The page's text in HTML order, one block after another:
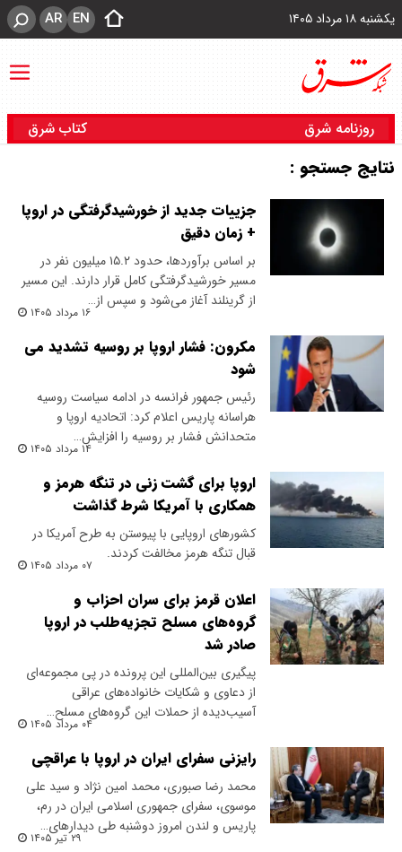
یکشنبه ۱۸ مرداد ۱۴۰۵ EN
AR
روزنامه شرق کتاب شرق
نتایج جستجو :
جزییات جدید از خورشیدگرفتگی در اروپا
+ زمان دقیق
بر اساس برآوردها، حدود ۱۵.۲ میلیون نفر در
مسیر خورشیدگرفتگی کامل قرار دارند. این مسیر
از گرینلند آغاز می‌شود و سپس از…
۱۶ مرداد ۱۴۰۵
مکرون: فشار اروپا بر روسیه تشدید می
شود
رئیس‌ جمهور فرانسه در ادامه سیاست روسیه
هراسانه پاریس اعلام کرد: اتحادیه اروپا و
متحدانش فشار بر روسیه را افزایش…
۱۴ مرداد ۱۴۰۵
اروپا برای گشت زنی در تنگه هرمز و
همکاری با آمریکا شرط گذاشت
کشورهای اروپایی با پیوستن به طرح آمریکا در
قبال تنگه هرمز مخالفت کردند.
۰۷ مرداد ۱۴۰۵
اعلان قرمز برای سران احزاب و
گروه‌های مسلح تجزیه‌طلب در اروپا
صادر شد
پیگیری بین‌المللی این پرونده در پی مجموعه‌ای
از دعاوی و شکایات خانواده‌های عراقی
آسیب‌دیده از حملات این گروه‌های مسلح…
۰۴ مرداد ۱۴۰۵
رایزنی سفرای ایران در اروپا با عراقچی
محمد رضا صبوری، محمد امین نژاد و سید علی
موسوی، سفرای جمهوری اسلامی ایران در رم،
پاریس و لندن امروز دوشنبه طی دیدارهای…
۲۹ تیر ۱۴۰۵